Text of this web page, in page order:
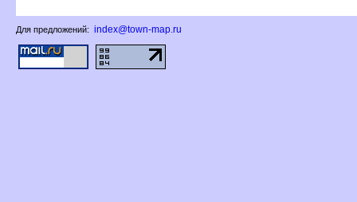
Для предложений: index@town-map.ru